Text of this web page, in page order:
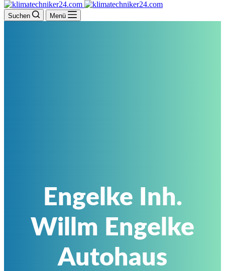
Suchen Menü
Engelke Inh.
Willm Engelke
Autohaus